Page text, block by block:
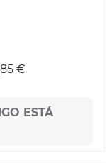
€
ESTÁ